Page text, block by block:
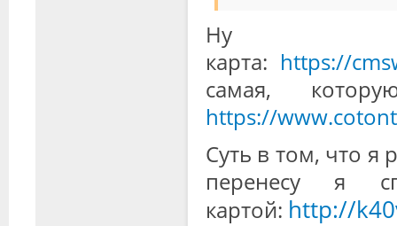
карта: https://
самая,
https://
Суть в том, что я
перенесу я
картой: http://